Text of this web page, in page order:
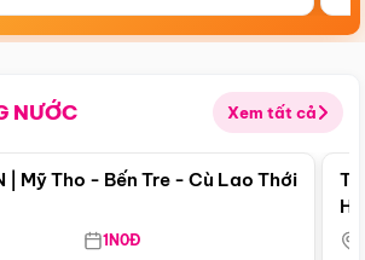
NƯỚC Xem tất cả
Điểm nổi bật
| Mỹ Tho - Bến Tre - Cù Lao Thới
1N0Đ